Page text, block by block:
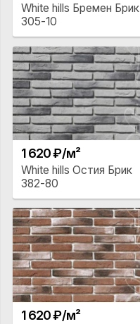
White hills Бремен Брик
305-10
1 620 ₽/м²
White hills Остия Брик
382-80
1 620 ₽/м²